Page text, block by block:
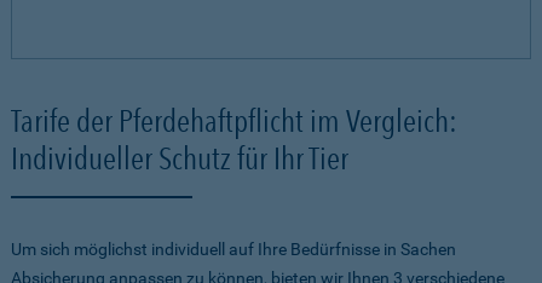
Tarife der Pferdehaftpflicht im Vergleich:
Individueller Schutz für Ihr Tier
Um sich möglichst individuell auf Ihre Bedürfnisse in Sachen
Absicherung anpassen zu können, bieten wir Ihnen 3 verschiedene